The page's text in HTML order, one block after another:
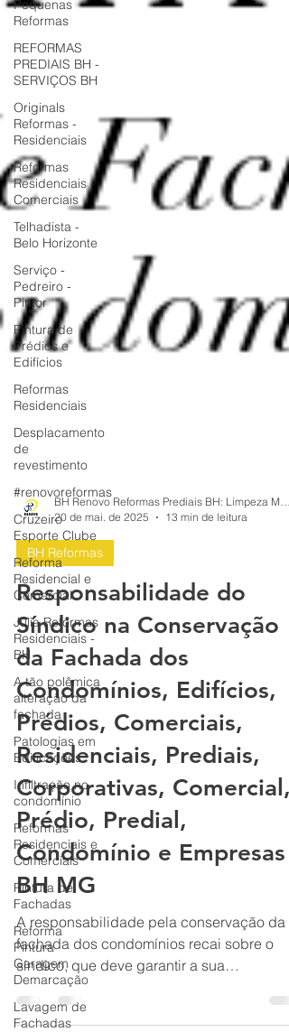
Pequenas
Reformas
REFORMAS
PREDIAIS BH -
SERVIÇOS BH
Originals
Reformas -
Residenciais
Reformas
Residenciais -
Comerciais
Telhadista -
Belo Horizonte
Serviço -
Pedreiro -
Pintor
Pintura de
Prédios e
Edifícios
Reformas
Residenciais
Desplacamento
de
revestimento
#renovoreformas
Cruzeiro
Esporte Clube
Reforma
Residencial e
Comercial
Júlia Reformas
Residenciais -
BH
A tão polêmica
alteração da
fachada
Patologias em
Edificações
Infiltração no
condomínio
Reformas
Residenciais e
Comerciais
Pintura de
Fachadas
Reforma
Pintura
Garagem
Demarcação
Lavagem de
Fachadas
20 de mai. de 2025
BH Reformas
Responsabilidade do
Síndico na Conservação
da Fachada dos
Condomínios, Edifícios,
Prédios, Comerciais,
Residenciais, Prediais,
Corporativas, Comercial,
Prédio, Predial,
Condomínio e Empresas |
BH MG
A responsabilidade pela conservação da
fachada dos condomínios recai sobre o
síndico, que deve garantir a sua
manutenção, segurança e valorização. O